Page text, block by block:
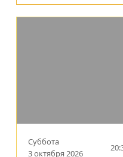
Суббота
3 октября 2026